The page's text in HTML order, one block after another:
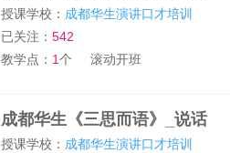
讲口才培训
授课学校： 成都华生演讲口才培训
已关注：542
教学点： 1个 滚动开班
成都华生《三思而语》_说话
思维训练培训班
授课学校： 成都华生演讲口才培训